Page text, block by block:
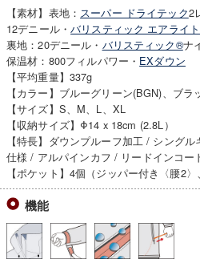
【素材】表地： スーパー ドライテック2
12デニール・バリスティック エアライ
裏地：20デニール・ バリスティック®ナ
保温材：800フィルパワー・ EXダウン
【平均重量】337g
【カラー】ブルーグリーン(BGN)、ブ
【サイズ】S、M、L、XL
【収納サイズ】Φ14 x 18cm (2.8L）
【特長】ダウンプルーフ加工 / シング
仕様 / アルパインカフ / リードインコー
【ポケット】4個（ジッパー付き〈腰2
機能